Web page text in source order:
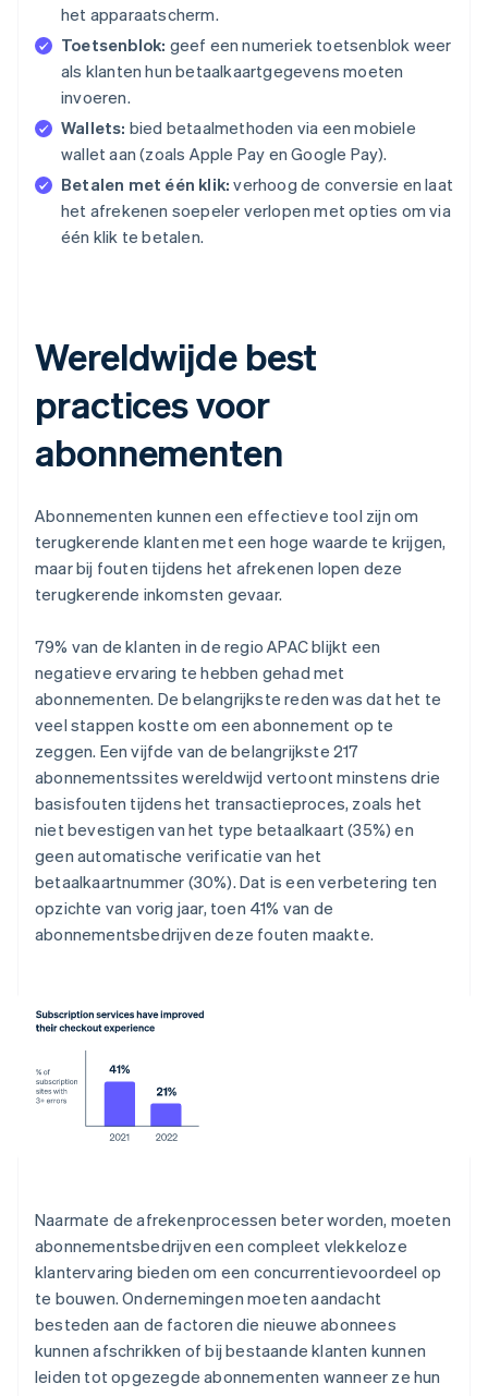
het apparaatscherm.
Toetsenblok: geef een numeriek toetsenblok weer
als klanten hun betaalkaartgegevens moeten
invoeren.
Wallets: bied betaalmethoden via een mobiele
wallet aan (zoals Apple Pay en Google Pay).
Betalen met één klik: verhoog de conversie en laat
het afrekenen soepeler verlopen met opties om via
één klik te betalen.
Wereldwijde best
practices voor
abonnementen
Abonnementen kunnen een effectieve tool zijn om
terugkerende klanten met een hoge waarde te krijgen,
maar bij fouten tijdens het afrekenen lopen deze
terugkerende inkomsten gevaar.
79% van de klanten in de regio APAC blijkt een
negatieve ervaring te hebben gehad met
abonnementen. De belangrijkste reden was dat het te
veel stappen kostte om een abonnement op te
zeggen. Een vijfde van de belangrijkste 217
abonnementssites wereldwijd vertoont minstens drie
basisfouten tijdens het transactieproces, zoals het
niet bevestigen van het type betaalkaart (35%) en
geen automatische verificatie van het
betaalkaartnummer (30%). Dat is een verbetering ten
opzichte van vorig jaar, toen 41% van de
abonnementsbedrijven deze fouten maakte.
Naarmate de afrekenprocessen beter worden, moeten
abonnementsbedrijven een compleet vlekkeloze
klantervaring bieden om een concurrentievoordeel op
te bouwen. Ondernemingen moeten aandacht
besteden aan de factoren die nieuwe abonnees
kunnen afschrikken of bij bestaande klanten kunnen
leiden tot opgezegde abonnementen wanneer ze hun